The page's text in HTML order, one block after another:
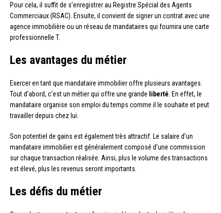
Pour cela, il suffit de s’enregistrer au Registre Spécial des Agents
Commerciaux (RSAC). Ensuite, il convient de signer un contrat avec une
agence immobilière ou un réseau de mandataires qui fournira une carte
professionnelle T.
Les avantages du métier
Exercer en tant que mandataire immobilier offre plusieurs avantages.
Tout d’abord, c’est un métier qui offre une grande liberté . En effet, le
mandataire organise son emploi du temps comme il le souhaite et peut
travailler depuis chez lui.
Son potentiel de gains est également très attractif. Le salaire d’un
mandataire immobilier est généralement composé d’une commission
sur chaque transaction réalisée. Ainsi, plus le volume des transactions
est élevé, plus les revenus seront importants.
Les défis du métier